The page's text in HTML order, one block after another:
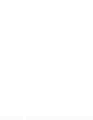
故而失去记忆的妙珍和